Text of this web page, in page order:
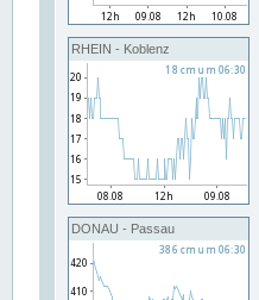
RHEIN - Koblenz
DONAU - Passau